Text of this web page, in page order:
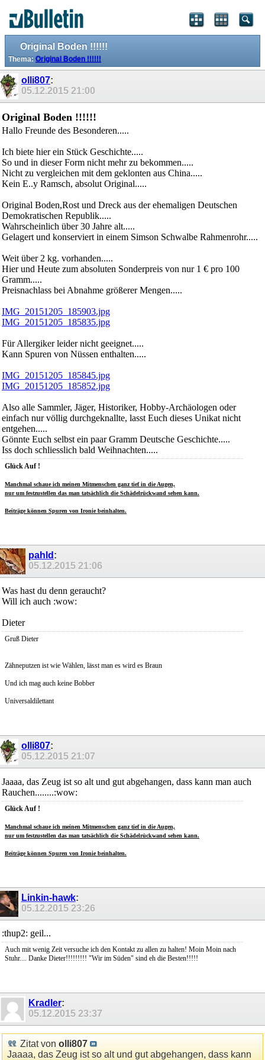
Original Boden !!!!!!
Thema: Original Boden !!!!!!
olli807:
05.12.2015 21:00
Original Boden !!!!!!
Hallo Freunde des Besonderen.....
Ich biete hier ein Stück Geschichte.....
So und in dieser Form nicht mehr zu bekommen.....
Nicht zu vergleichen mit dem geklonten aus China.....
Kein E..y Ramsch, absolut Original.....
Original Boden,Rost und Dreck aus der ehemaligen Deutschen
Demokratischen Republik.....
Wahrscheinlich über 30 Jahre alt.....
Gelagert und konserviert in einem Simson Schwalbe Rahmenrohr.....
Weit über 2 kg. vorhanden.....
Hier und Heute zum absoluten Sonderpreis von nur 1 € pro 100
Gramm.....
Preisnachlass bei Abnahme größerer Mengen.....
IMG_20151205_185903.jpg
IMG_20151205_185835.jpg
Für Allergiker leider nicht geeignet.....
Kann Spuren von Nüssen enthalten.....
IMG_20151205_185845.jpg
IMG_20151205_185852.jpg
Also alle Sammler, Jäger, Historiker, Hobby-Archäologen oder
einfach nur völlig durchgeknallte, lasst Euch dieses Unikat nicht
entgehen.....
Gönnte Euch selbst ein paar Gramm Deutsche Geschichte.....
Iss doch schliesslich bald Weihnachten.....
Glück Auf !
Manchmal schaue ich meinen Mitmenschen ganz tief in die Augen,
nur um festzustellen das man tatsächlich die Schädelrückwand sehen kann.
Beiträge können Spuren von Ironie beinhalten.
pahld :
05.12.2015 21:06
Was hast du denn geraucht?
Will ich auch :wow:
Dieter
Gruß Dieter
Zähneputzen ist wie Wählen, lässt man es wird es Braun
Und ich mag auch keine Bobber
Universaldilettant
olli807:
05.12.2015 21:07
Jaaaa, das Zeug ist so alt und gut abgehangen, dass kann man auch
Rauchen........:wow:
Glück Auf !
Manchmal schaue ich meinen Mitmenschen ganz tief in die Augen,
nur um festzustellen das man tatsächlich die Schädelrückwand sehen kann.
Beiträge können Spuren von Ironie beinhalten.
Linkin-hawk:
05.12.2015 23:26
:thup2: geil...
Auch mit wenig Zeit versuche ich den Kontakt zu allen zu halten! Moin Moin nach
Stuhr.... Danke Dieter!!!!!!!!! "Wir im Süden" sind eh die Besten!!!!!
Kradler:
05.12.2015 23:37
Zitat von olli807
Jaaaa, das Zeug ist so alt und gut abgehangen, dass kann